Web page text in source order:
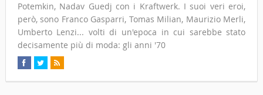
Potemkin, Nadav Guedj con i Kraftwerk. I suoi veri eroi,
però, sono Franco Gasparri, Tomas Milian, Maurizio Merli,
Umberto Lenzi... volti di un'epoca in cui sarebbe stato
decisamente più di moda: gli anni '70